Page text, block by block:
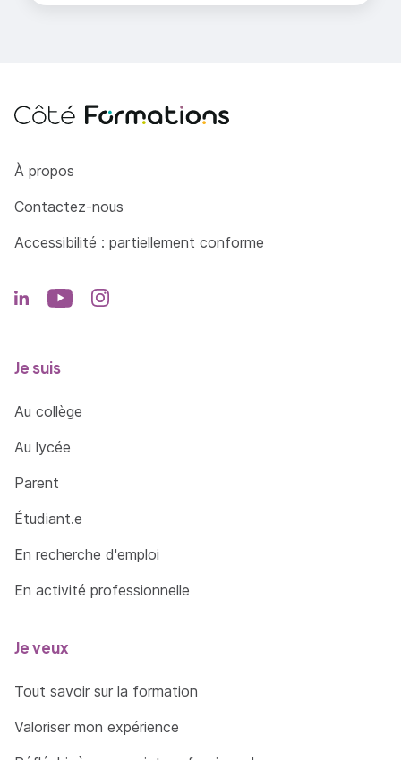
Côté Formations
À propos
Contactez-nous
Accessibilité : partiellement conforme
Je suis
Au collège
Au lycée
Parent
Étudiant.e
En recherche d'emploi
En activité professionnelle
Je veux
Tout savoir sur la formation
Valoriser mon expérience